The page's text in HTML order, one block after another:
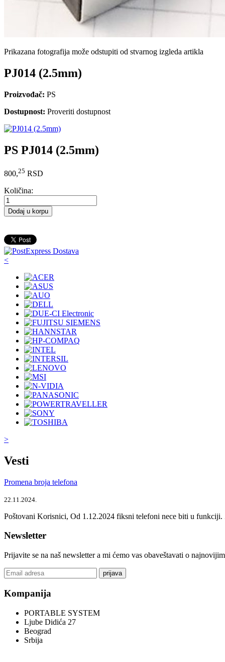
Prikazana fotografija može odstupiti od stvarnog izgleda artikla
PJ014 (2.5mm)
Proizvođač: PS
Dostupnost: Proveriti dostupnost
PS PJ014 (2.5mm)
800,25 RSD
Količina:
Dodaj u korpu
<
>
Vesti
Promena broja telefona
22.11.2024.
Poštovani Korisnici, Od 1.12.2024 fiksni telefoni nece biti u funkciji.
Newsletter
Prijavite se na naš newsletter a mi ćemo vas obaveštavati o
prijava
Kompanija
PORTABLE SYSTEM
Ljube Didića 27
Beograd
Srbija